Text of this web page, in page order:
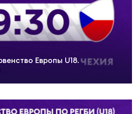
Европы U18.